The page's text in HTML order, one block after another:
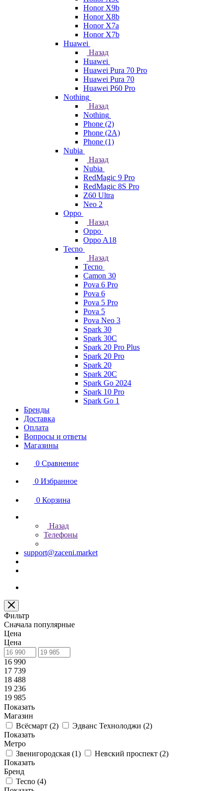
Honor X9b
Honor X8b
Honor X7a
Honor X7b
Huawei
Назад
Huawei
Huawei Pura 70 Pro
Huawei Pura 70
Huawei P60 Pro
Nothing
Назад
Nothing
Phone (2)
Phone (2A)
Phone (1)
Nubia
Назад
Nubia
RedMagic 9 Pro
RedMagic 8S Pro
Z60 Ultra
Neo 2
Oppo
Назад
Oppo
Oppo A18
Tecno
Назад
Tecno
Camon 30
Pova 6 Pro
Pova 6
Pova 5 Pro
Pova 5
Pova Neo 3
Spark 30
Spark 30C
Spark 20 Pro Plus
Spark 20 Pro
Spark 20
Spark 20C
Spark Go 2024
Spark 10 Pro
Spark Go 1
Бренды
Доставка
Оплата
Вопросы и ответы
Магазины
0 Сравнение
0 Избранное
0 Корзина
Назад
Телефоны
support@zaceni.market
Фильтр
Сначала популярные
Цена
Цена
16 990
17 739
18 488
19 236
19 985
Показать
Магазин
Всёсмарт (2) Эдванс Технолоджи (2)
Показать
Метро
Звенигородская (1) Невский проспект (2)
Показать
Бренд
Tecno (4)